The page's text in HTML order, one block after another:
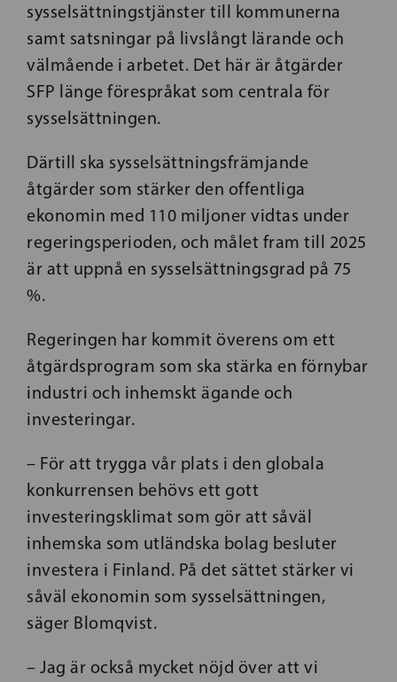
sysselsättningstjänster till kommunerna
samt satsningar på livslångt lärande och
välmående i arbetet. Det här är åtgärder
SFP länge förespråkat som centrala för
sysselsättningen.
Därtill ska sysselsättningsfrämjande
åtgärder som stärker den offentliga
ekonomin med 110 miljoner vidtas under
regeringsperioden, och målet fram till 2025
är att uppnå en sysselsättningsgrad på 75
%.
Regeringen har kommit överens om ett
åtgärdsprogram som ska stärka en förnybar
industri och inhemskt ägande och
investeringar.
– För att trygga vår plats i den globala
konkurrensen behövs ett gott
investeringsklimat som gör att såväl
inhemska som utländska bolag besluter
investera i Finland. På det sättet stärker vi
såväl ekonomin som sysselsättningen,
säger Blomqvist.
– Jag är också mycket nöjd över att vi